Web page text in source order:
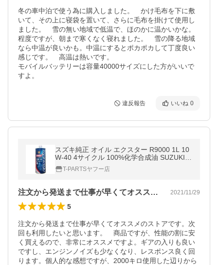
冬の車中泊で使う為に購入しました。　かけ毛布を下に敷
いて、その上に寝袋を置いて、さらに毛布を掛けて使用し
ました。　雪の無い地域で低温で、ほのかに温かいかな。
程度ですが、朝まで寒くなく寝れました。　雪の降る地域
なら中温が良いかも。中温にするとポカポカして丁度良い
感じです。　高温は熱いです。
モバイルバッテリーは容量40000サイズにした方がいいで
すよ。
違反報告 いいね 0
スズキ純正 オイル エクスター R9000 1L 10
W-40 4サイクル 100%化学合成油 SUZUKI E
CSTAR 99000-21E80-017
T-PARTSヤフー店
注文から発送まで仕事が早くてオススメの… 2021/11/29
5
注文から発送まで仕事が早くてオススメのストアです。次
回も利用したいと思います。　商品ですが、性能の割に安
く買えるので、非常にオススメですよ。ギアの入りも良い
ですし、エンジンノイズも少なくなり、レスポンス良く回
ります。個人的な感想ですが、2000キロ使用した辺りから